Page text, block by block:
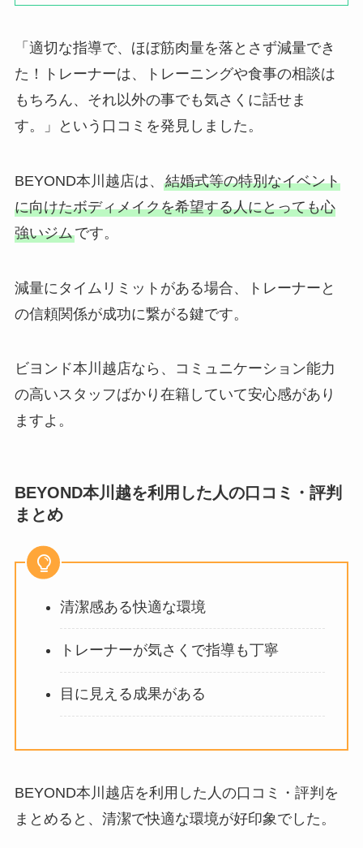
「適切な指導で、ほぼ筋肉量を落とさず減量でき
た！トレーナーは、トレーニングや食事の相談は
もちろん、それ以外の事でも気さくに話せま
す。」という口コミを発見しました。
BEYOND本川越店は、 結婚式等の特別なイベント
に向けたボディメイクを希望する人にとっても心
強いジムです。
減量にタイムリミットがある場合、トレーナーと
の信頼関係が成功に繋がる鍵です。
ビヨンド本川越店なら、コミュニケーション能力
の高いスタッフばかり在籍していて安心感があり
ますよ。
BEYOND本川越を利用した人の口コミ・評判
まとめ
清潔感ある快適な環境
トレーナーが気さくで指導も丁寧
目に見える成果がある
BEYOND本川越店を利用した人の口コミ・評判を
まとめると、清潔で快適な環境が好印象でした。